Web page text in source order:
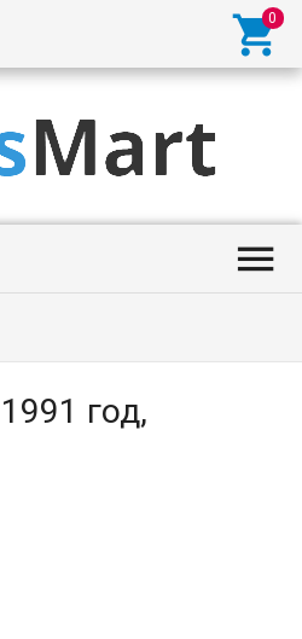


год,